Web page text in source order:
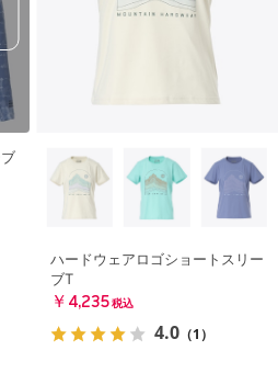
ハードウェアロゴショートスリー
ブT
￥4,235 税込
4.0 （1）